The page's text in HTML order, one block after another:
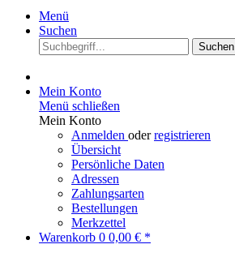
Menü
Suchen
Suchen
Mein Konto
Menü schließen
Mein Konto
Anmelden oderregistrieren
Übersicht
Persönliche Daten
Adressen
Zahlungsarten
Bestellungen
Merkzettel
Warenkorb 0 0,00 € *